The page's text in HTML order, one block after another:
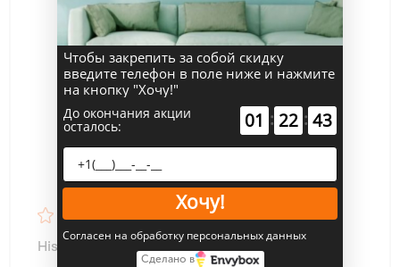
4,8
Hisense ADT-18UX4RBL8/AUW-18U4RS8 WI-FI
Чтобы закрепить за собой скидку
введите телефон в поле ниже и нажмите
на кнопку "Хочу!"
До окончания акции
осталось: 01 : 22 : 42
Хочу!
Согласен на обработку персональных данных
Сделано в